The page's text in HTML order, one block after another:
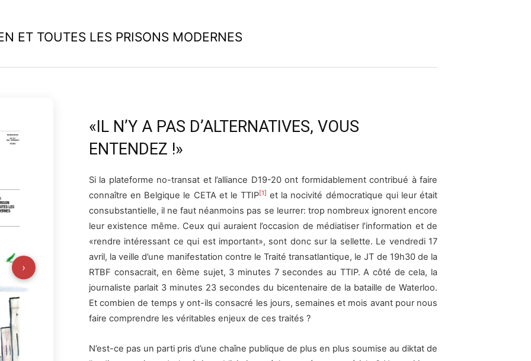
ET TOUTES LES PRISONS MODERNES
›
«IL N’Y A PAS D’ALTERNATIVES, VOUS
ENTENDEZ !»
Si la plateforme no-transat et l’alliance D19-20 ont formidablement contribué à faire
connaître en Belgique le CETA et le TTIP[1] et la nocivité démocratique qui leur était
consubstantielle, il ne faut néanmoins pas se leurrer: trop nombreux ignorent encore
leur existence même. Ceux qui auraient l’occasion de médiatiser l’information et de
«rendre intéressant ce qui est important», sont donc sur la sellette. Le vendredi 17
avril, la veille d’une manifestation contre le Traité transatlantique, le JT de 19h30 de la
RTBF consacrait, en 6ème sujet, 3 minutes 7 secondes au TTIP. A côté de cela, la
journaliste parlait 3 minutes 23 secondes du bicentenaire de la bataille de Waterloo.
Et combien de temps y ont-ils consacré les jours, semaines et mois avant pour nous
faire comprendre les véritables enjeux de ces traités ?
N’est-ce pas un parti pris d’une chaîne publique de plus en plus soumise au diktat de